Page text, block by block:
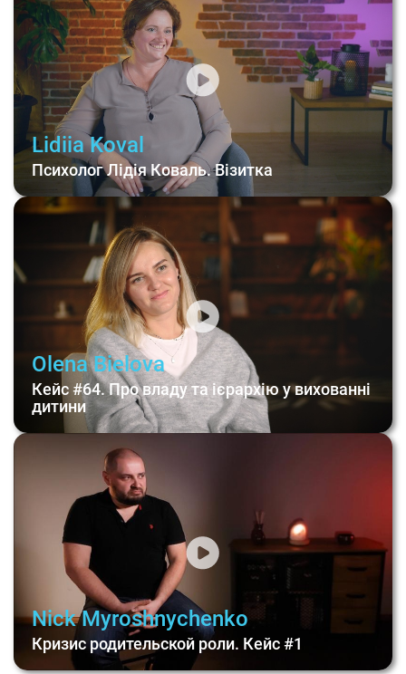
Lidiia Koval
Психолог Лідія Коваль. Візитка
Olena Bielova
Кейс #64. Про владу та ієрархію у вихованні
дитини
Nick Myroshnychenko
Кризис родительской роли. Кейс #1